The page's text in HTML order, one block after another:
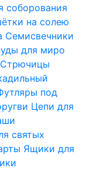
соборования
на солею
Семисвечники
для миро
Стрючицы
под
Цепи для
святых
Ящики для